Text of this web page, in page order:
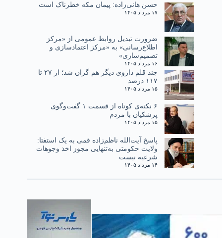
حسن هانی‌زاده: پیمان مکه خطرناک است
۱۷ مرداد ۱۴۰۵
ضرورت تبدیل روابط عمومی از «مرکز
اطلاع‌رسانی» به «مرکز اعتمادسازی و
تصمیم‌سازی»
۱۶ مرداد ۱۴۰۵
چند قلم داروی دیگر هم گران شد؛ از ۲۷ تا
۱۱۷ درصد
۱۵ مرداد ۱۴۰۵
۶ نکته‌ی کوتاه از قسمت ۱ گفت‌وگوی
پزشکیان با مردم
۱۵ مرداد ۱۴۰۵
پاسخ آیت‌الله ناظم‌زاده قمی به یک استفتا:
ولایت حکومتی به‌تنهایی مجوز اخذ وجوهات
شرعیه نیست
۱۴ مرداد ۱۴۰۵